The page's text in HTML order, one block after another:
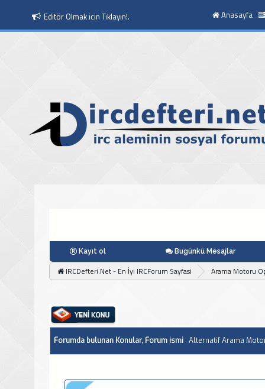
Editör Olmak icin Tıklayın!. Anasayfa
Kayıt ol Bugünkü Mesajlar
IRCDefteri.Net - En İyi IRCForum Sayfasi Arama Motoru
Forumda bulunan Konular, Forum ismi : Alternatif Arama